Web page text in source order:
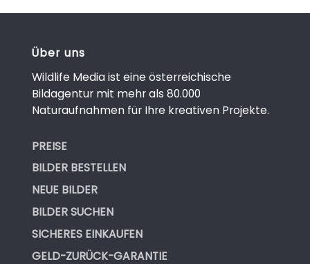
Über uns
Wildlife Media ist eine österreichische
Bildagentur mit mehr als 80.000
Naturaufnahmen für Ihre kreativen Projekte.
PREISE
BILDER BESTELLEN
NEUE BILDER
BILDER SUCHEN
SICHERES EINKAUFEN
GELD-ZURÜCK-GARANTIE